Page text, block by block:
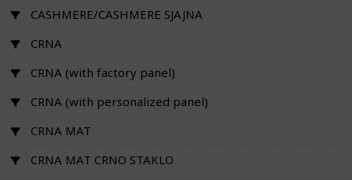
CASHMERE/CASHMERE SJAJNA
CRNA
CRNA (with factory panel)
CRNA (with personalized panel)
CRNA MAT
CRNA MAT CRNO STAKLO